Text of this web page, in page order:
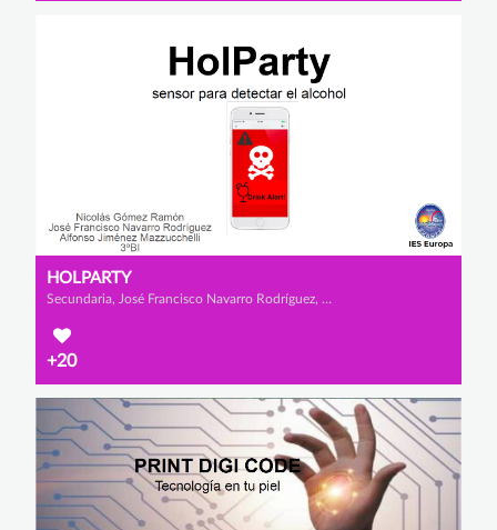
HOLPARTY
Secundaria, José Francisco Navarro Rodríguez, Nicolás Gómez Ramón y Alfonso Jiménez Mazzucchelli
+20